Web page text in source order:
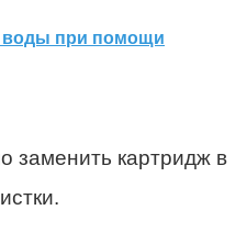
воды при помощи
заменить картридж в